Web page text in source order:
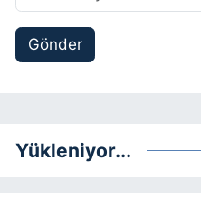
Gönder
Yükleniyor...